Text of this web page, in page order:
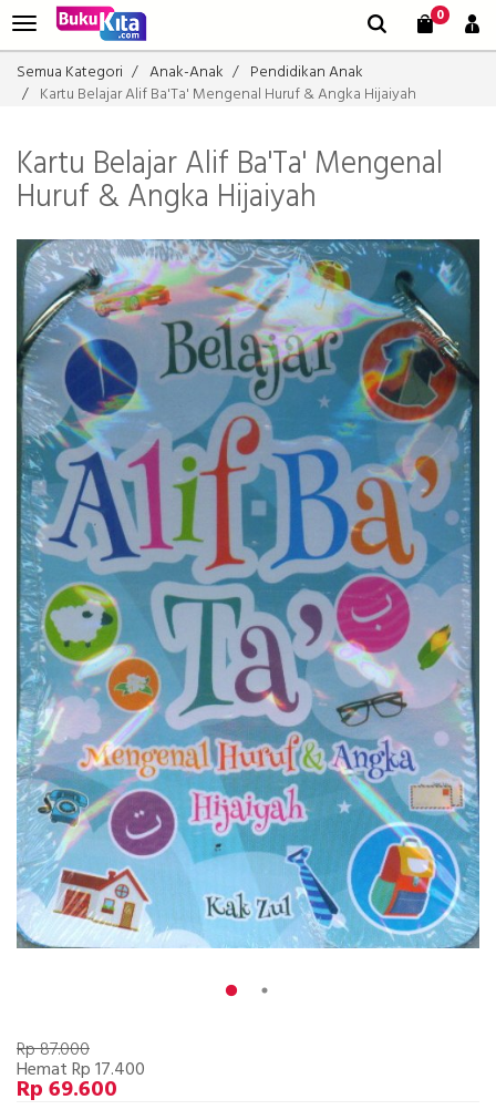
0
Semua Kategori Anak-Anak
Pendidikan Anak
Kartu Belajar Alif Ba'Ta' Mengenal Huruf & Angka Hijaiyah
Kartu Belajar Alif Ba'Ta' Mengenal
Huruf & Angka Hijaiyah
Rp 87.000
Hemat Rp 17.400
Rp 69.600